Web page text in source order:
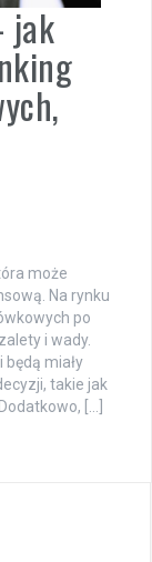
jak
może
Na rynku
po
i wady.
miały
takie jak
[…]